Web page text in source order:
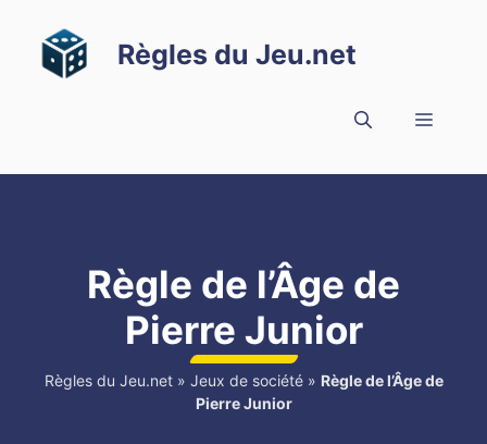
contenu
Règles du Jeu.net
Menu
Règle de l’Âge de
Pierre Junior
Règles du Jeu.net» Jeux de société» Règle de l’Âge de
Pierre Junior